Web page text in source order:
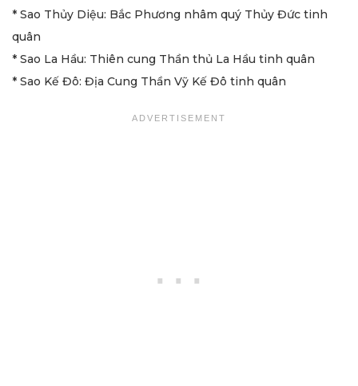
* Sao Thủy Diệu: Bắc Phương nhâm quý Thủy Đức tinh
quân
* Sao La Hầu: Thiên cung Thần thủ La Hầu tinh quân
* Sao Kế Đô: Địa Cung Thần Vỹ Kế Đô tinh quân